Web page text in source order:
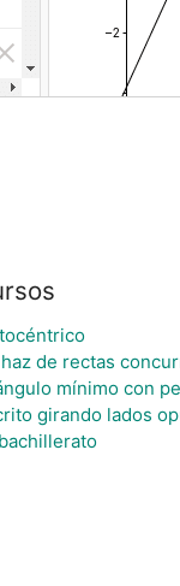
de rectas
mínimo con
girando lados